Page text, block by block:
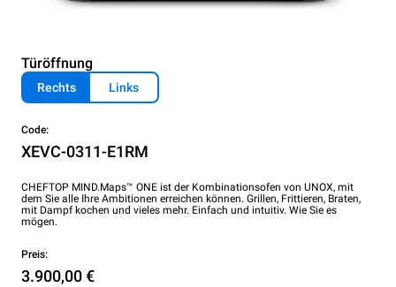
Türöffnung
Rechts Links
Code:
XEVC-0311-E1RM
CHEFTOP MIND.Maps™ ONE ist der Kombinationsofen von UNOX, mit
dem Sie alle Ihre Ambitionen erreichen können. Grillen, Frittieren, Braten,
mit Dampf kochen und vieles mehr. Einfach und intuitiv. Wie Sie es
mögen.
Preis:
3.900,00 €